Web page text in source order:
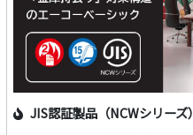
JIS認証製品（NCWシリーズ）